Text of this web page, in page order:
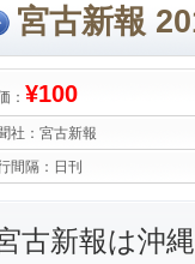
宮古新報
： ¥100
社： 宮古新報
間隔： 日刊
古新報は沖